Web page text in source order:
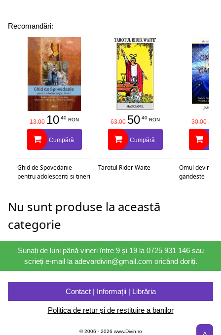
Recomandări:
13.00 10.40 RON
Cumpără
Ghid de Spovedanie
pentru adolescenti si tineri
63.00 50.40 RON
Cumpără
Tarotul Rider Waite
30.00 25
Omul devine
gandeste
Nu sunt produse la această
categorie
Sunați de luni până vineri între 9 și 19 la 0725 931 146 sau
scrieți e-mail la adevardivin@gmail.com oricând doriți.
Contact | Informații | Librăria
Politica de retur și de restituire a banilor
© 2006 - 2026 www.Divin.ro